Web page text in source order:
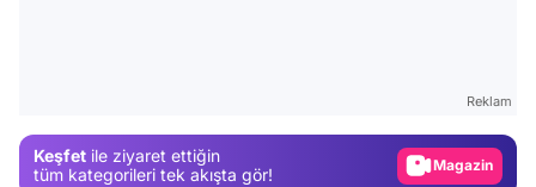
Reklam
Keşfet ile ziyaret ettiğin
tüm kategorileri tek akışta gör!
Magazin